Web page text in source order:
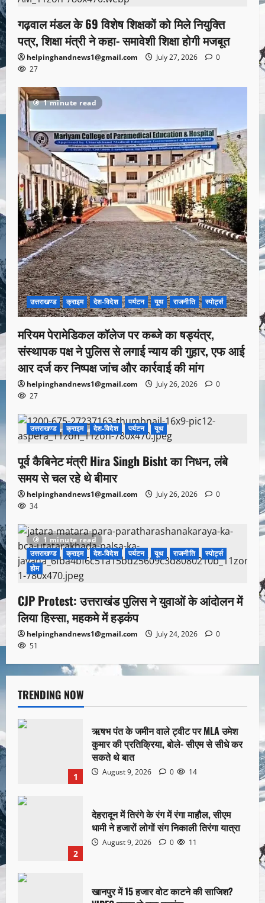
गढ़वाल मंडल के 69 विशेष शिक्षकों को मिले नियुक्ति
पत्र, शिक्षा मंत्री ने कहा- समावेशी शिक्षा होगी मजबूत
helpinghandnews1@gmail.com July 27, 2026
0
27
1 minute read
उत्तराखण्ड क्राइम देश-विदेश पर्यटन यूथ राजनीति स्पोर्ट्स
मरियम पेरामेडिकल कॉलेज पर कब्जे का षड्यंत्र,
संस्थापक पक्ष ने पुलिस से लगाई न्याय की गुहार, एफ आई
आर दर्ज कर निष्पक्ष जांच और कार्रवाई की मांग
helpinghandnews1@gmail.com July 26, 2026
0
27
1 minute read
उत्तराखण्ड क्राइम देश-विदेश पर्यटन यूथ
पूर्व कैबिनेट मंत्री Hira Singh Bisht का निधन, लंबे
समय से चल रहे थे बीमार
helpinghandnews1@gmail.com July 26, 2026
0
34
1 minute read
उत्तराखण्ड
क्राइम देश-विदेश पर्यटन यूथ राजनीति
स्पोर्ट्स
होम
CJP Protest: उत्तराखंड पुलिस ने युवाओं के आंदोलन में
लिया हिस्सा, महकमे में हड़कंप
helpinghandnews1@gmail.com July 24, 2026
0
51
TRENDING NOW
1
ऋषभ पंत के जमीन वाले ट्वीट पर MLA उमेश
कुमार की प्रतिक्रिया, बोले- सीएम से सीधे कर
सकते थे बात
August 9, 2026 0 14
2
देहरादून में तिरंगे के रंग में रंगा माहौल, सीएम
धामी ने हजारों लोगों संग निकाली तिरंगा यात्रा
August 9, 2026 0 11
खानपुर में 15 हजार वोट काटने की साजिश?